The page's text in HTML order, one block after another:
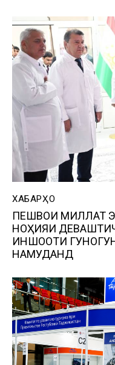
ХАБАРҲО
ПЕШВОИ МИЛЛАТ
НОҲИЯИ
ИНШООТИ
НАМУДАНД